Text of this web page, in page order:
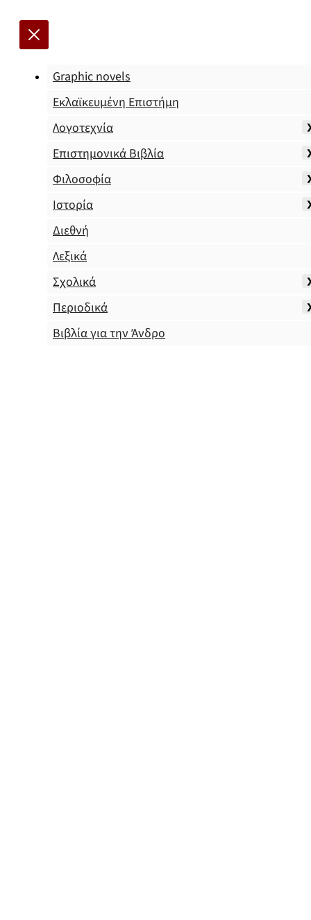
Graphic novels
Εκλαϊκευμένη Επιστήμη
Λογοτεχνία
Επιστημονικά Βιβλία
Φιλοσοφία
Ιστορία
Διεθνή
Λεξικά
Σχολικά
Περιοδικά
Βιβλία για την Άνδρο